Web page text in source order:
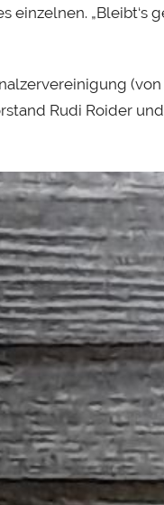
„Bleibt‘s
Rudi Roider